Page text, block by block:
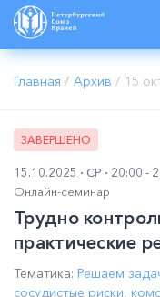
Главная / Архив / 15
ЗАВЕРШЕНО
15.10.2025 СР 20:00 -
Онлайн-семинар
Трудно
практические
Тематика: Решаем
сосудистые риски,